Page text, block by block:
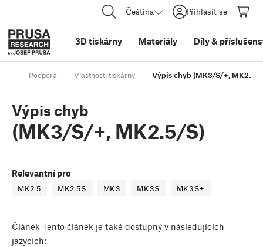
Čeština Přihlásit se
3D tiskárny Materiály Díly&
Podpora Vlastnosti tiskárny Výpis chyb (MK3/S/+, MK2.5/
Výpis chyb
(MK3/S/+, MK2.5/S)
Relevantní pro
MK2.5 MK2.5S MK3 MK3S MK3S+
Článek Tento článek je také dostupný v následujících
jazycích: